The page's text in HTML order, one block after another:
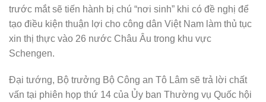
trước mắt sẽ tiến hành bị chú “nơi sinh” khi có đề nghị để
tạo điều kiện thuận lợi cho công dân Việt Nam làm thủ tục
xin thị thực vào 26 nước Châu Âu trong khu vực
Schengen.
Đại tướng, Bộ trưởng Bộ Công an Tô Lâm sẽ trả lời chất
vấn tại phiên họp thứ 14 của Ủy ban Thường vụ Quốc hội